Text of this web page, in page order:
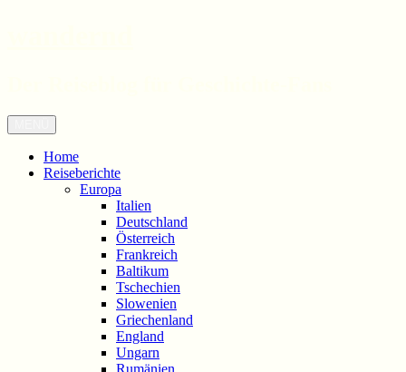
Zum
Inhalt
springen
Home
Reiseberichte
Europa
Italien
Deutschland
Österreich
Frankreich
Baltikum
Tschechien
Slowenien
Griechenland
England
Ungarn
Rumänien